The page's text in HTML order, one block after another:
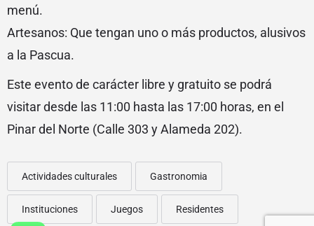
menú.
Artesanos: Que tengan uno o más productos, alusivos
a la Pascua.
Este evento de carácter libre y gratuito se podrá
visitar desde las 11:00 hasta las 17:00 horas, en el
Pinar del Norte (Calle 303 y Alameda 202).
Actividades culturales Gastronomia
Instituciones Juegos Residentes